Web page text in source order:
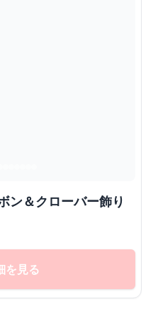
ン＆クローバー飾り
を見る